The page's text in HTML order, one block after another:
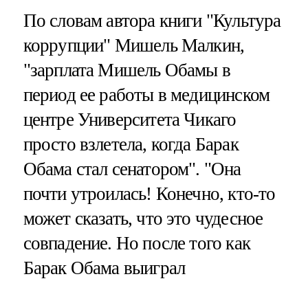
По словам автора книги "Культура
коррупции" Мишель Малкин,
"зарплата Мишель Обамы в
период ее работы в медицинском
центре Университета Чикаго
просто взлетела, когда Барак
Обама стал сенатором". "Она
почти утроилась! Конечно, кто-то
может сказать, что это чудесное
совпадение. Но после того как
Барак Обама выиграл